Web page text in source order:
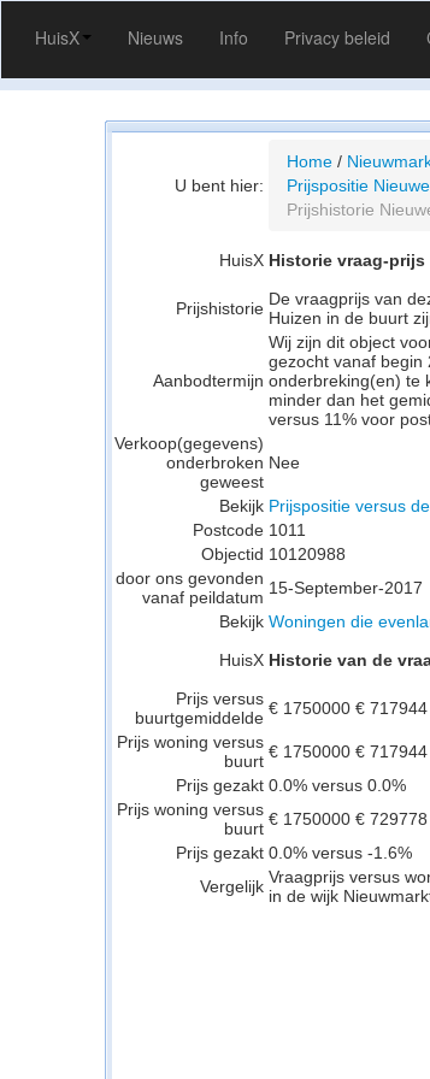
HuisX Nieuws Info Privacy beleid
U bent hier:
Home /
Prijspositie
Prijshistorie
HuisX Historie vraag-prijs
Prijshistorie De vraagprijs van
Huizen in de buurt
Aanbodtermijn
Wij zijn dit object
gezocht vanaf begin
onderbreking(en) te
minder dan het
versus 11% voor
Verkoop(gegevens)
onderbroken
geweest
Nee
Bekijk Prijspositie versus
Postcode 1011
Objectid 10120988
door ons gevonden
vanaf peildatum 15-September-2017
Bekijk Woningen die
HuisX Historie van de
Prijs versus
buurtgemiddelde € 1750000 €
Prijs woning versus
buurt € 1750000 €
Prijs gezakt 0.0% versus 0.0%
Prijs woning versus
buurt € 1750000 €
Prijs gezakt 0.0% versus -1.6%
Vergelijk Vraagprijs versus
in de wijk